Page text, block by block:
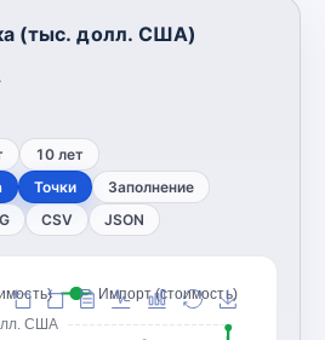
(тыс. долл. США)
10 лет
Точки Заполнение
CSV JSON
США
Импорт (стоимость)